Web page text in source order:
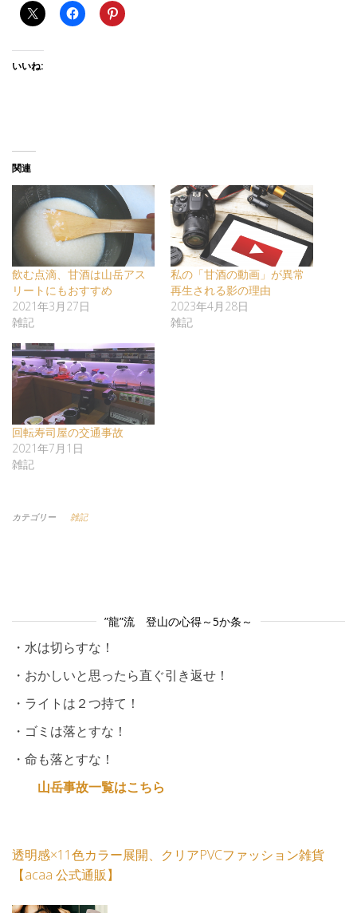
いいね:
関連
飲む点滴、甘酒は山岳アス
リートにもおすすめ
2021年3月27日
雑記
私の「甘酒の動画」が異常
再生される影の理由
2023年4月28日
雑記
回転寿司屋の交通事故
2021年7月1日
雑記
カテゴリー 雑記
”龍”流 登山の心得～5か条～
・水は切らすな！
・おかしいと思ったら直ぐ引き返せ！
・ライトは２つ持て！
・ゴミは落とすな！
・命も落とすな！
山岳事故一覧はこちら
透明感×11色カラー展開、クリアPVCファッション雑貨
【acaa 公式通販】